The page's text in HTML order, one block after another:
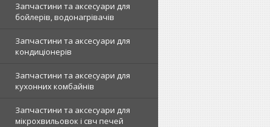
Запчастини та аксесуари для
бойлерів, водонагрівачів
Запчастини та аксесуари для
кондиціонерів
Запчастини та аксесуари для
кухонних комбайнів
Запчастини та аксесуари для
мікрохвильовок і свч печей